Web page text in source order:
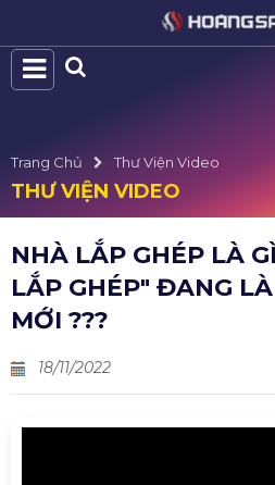
Trang Chủ Thư Viện Video
THƯ VIỆN VIDEO
NHÀ LẮP GHÉP LÀ
LẮP GHÉP" ĐANG
MỚI ???
18/11/2022